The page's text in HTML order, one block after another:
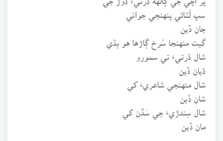
سڀ لُٽائي پنهنجي جواني
جان ڏين
گيت منهنجا سُرخ ڳاڙها هو ٻڌي
شال ڌرتيءَ تي سمورو
ڌيان ڏين
شال منهنجي شاعريءَ کي
شان ڏين
شال سِندڙيءَ جي سَڏن کي
مان ڏين